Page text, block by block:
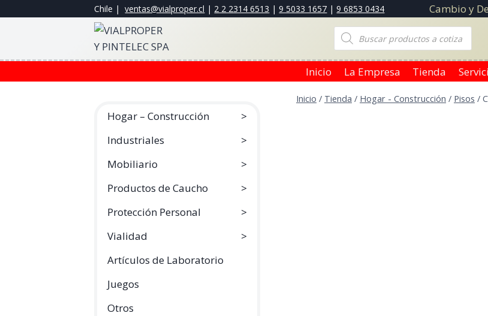
Chile |ventas@vialproper.cl | 2 2 2314 6513 |9 5033 1657 |9 6853 0434 Cambio y
Búsqueda
de
productos
Inicio La Empresa Tienda
Inicio / Tienda / Hogar - Construcción / Pisos /
Hogar – Construcción
Industriales
Mobiliario
Productos de Caucho
Protección Personal
Vialidad
Artículos de Laboratorio
Juegos
Otros